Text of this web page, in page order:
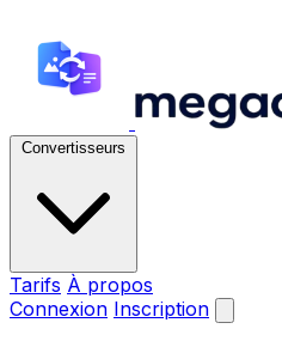
Convertisseurs
Tarifs À propos
Connexion Inscription